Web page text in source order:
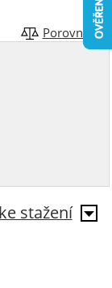
Porovnat
stažení